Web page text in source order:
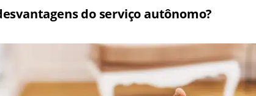
do serviço autônomo?